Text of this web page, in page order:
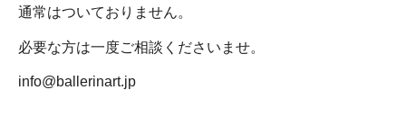
通常はついておりません。
必要な方は一度ご相談くださいませ。
info@ballerinart.jp